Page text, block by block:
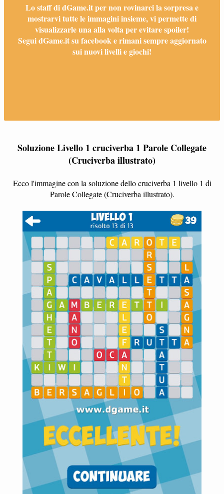
Lo staff di dGame.it per non rovinarci la sorpresa e
mostrarvi tutte le immagini insieme, vi permette di
visualizzarle una alla volta per evitare spoiler!
Segui dGame.it su facebook e rimani sempre aggiornato
sui nuovi livelli e giochi!
Soluzione Livello 1 cruciverba 1 Parole Collegate
(Cruciverba illustrato)
Ecco l'immagine con la soluzione dello cruciverba 1 livello 1 di
Parole Collegate (Cruciverba illustrato).